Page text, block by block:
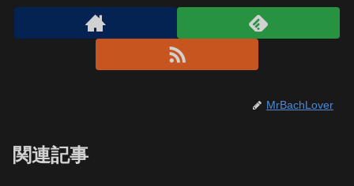
MrBachLover
関連記事